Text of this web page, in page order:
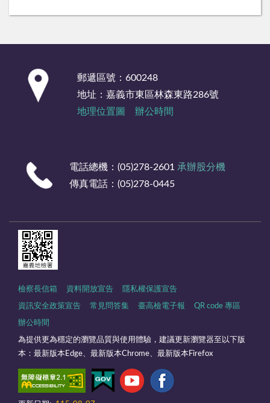
郵遞區號：600248
地址：嘉義市東區林森東路286號
地理位置圖
辦公時間
電話總機：(05)278-2601 承辦股分機
傳真電話：(05)278-0445
檢察長信箱 資料開放宣告 隱私權保護宣告
資訊安全政策宣告 常見問答集 臺高檢電子報 QR code 專區
辦公時間
為提供更為穩定的瀏覽品質與使用體驗，建議更新瀏覽器至以下版
本：最新版本Edge、最新版本Chrome、最新版本Firefox